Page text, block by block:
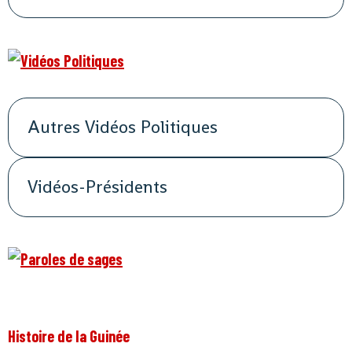
Autres Vidéos Politiques
Vidéos-Présidents
Histoire de la Guinée